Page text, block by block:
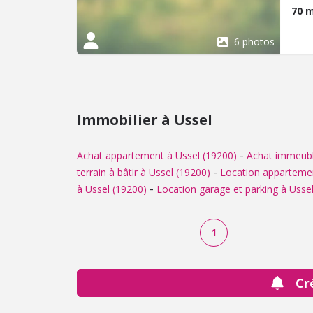
6 photos
de
70
Immobilier à Ussel
Achat appartement à Ussel (19200) - Achat
terrain à bâtir à Ussel (19200) - Location
à Ussel (19200) - Location garage et parking à
1